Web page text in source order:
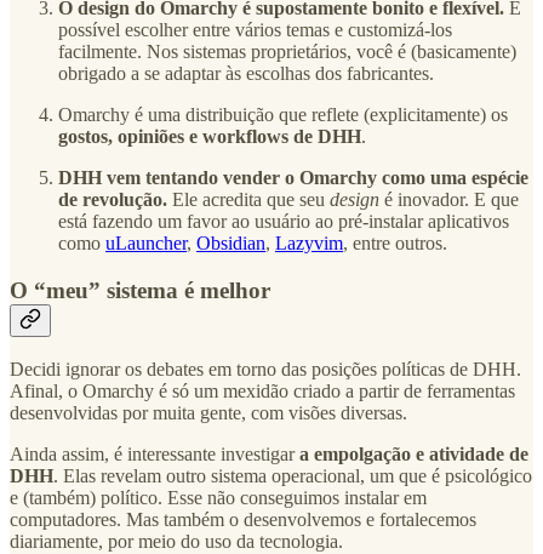
O design do Omarchy é supostamente bonito e flexível. É
possível escolher entre vários temas e customizá-los
facilmente. Nos sistemas proprietários, você é (basicamente)
obrigado a se adaptar às escolhas dos fabricantes.
Omarchy é uma distribuição que reflete (explicitamente) os
gostos, opiniões e workflows de DHH.
DHH vem tentando vender o Omarchy como uma espécie
de revolução. Ele acredita que seu design é inovador. E que
está fazendo um favor ao usuário ao pré-instalar aplicativos
como uLauncher, Obsidian, Lazyvim, entre outros.
O “meu” sistema é melhor
Decidi ignorar os debates em torno das posições políticas de DHH.
Afinal, o Omarchy é só um mexidão criado a partir de ferramentas
desenvolvidas por muita gente, com visões diversas.
Ainda assim, é interessante investigara empolgação e atividade de
DHH. Elas revelam outro sistema operacional, um que é psicológico
e (também) político. Esse não conseguimos instalar em
computadores. Mas também o desenvolvemos e fortalecemos
diariamente, por meio do uso da tecnologia.